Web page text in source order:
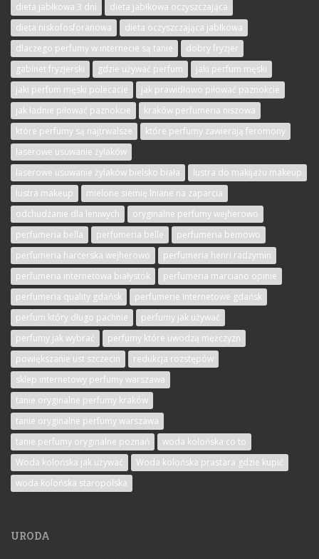
dieta jabłkowa 3 dni
dieta jabłkowa oczyszczająca
dieta niskofosforanowa
dieta oczyszczająca jabłkowa
dlaczego perfumy w internecie są tanie
dobry fryzjer
gabinet fryzjerski
gdzie używać perfum
jaki perfum męski
jaki perfum męski polecacie
jak prawidłowo piłować paznokcie
jak ładnie piłować paznokcie
kraków perfumeria niszowa
które perfumy są najtrwalsze
które perfumy zawierają feromony
laserowe usuwanie żylaków
laserowe usuwanie żylaków bielsko biała
lustra do makijażu makeup
lustra makeup
mielone siemię lniane na zaparcia
odchudzanie dla leniwych
oryginalne perfumy wejherowo
perfumeria bella
perfumeria belle
perfumeria bemowo
perfumeria harcerska wejherowo
perfumeria henri radzymin
perfumeria internetowa białystok
perfumeria marciano opinie
perfumeria quality gdańsk
perfumerie internetowe gdańsk
perfum który długo pachnie
perfumy jak używać
perfumy jak wybrać
perfumy które uwodzą mężczyzn
powiększanie ust szczecin
redukcja rozstępów
sklep internetowy perfumy warszawa
tanie oryginalne perfumy kraków
tanie oryginalne perfumy warszawa
tanie perfumy oryginalne poznań
woda kolońska co to
Woda kolońska jak używać
Woda kolońska prastara gdzie kupić
woda kolońska staropolska
URODA